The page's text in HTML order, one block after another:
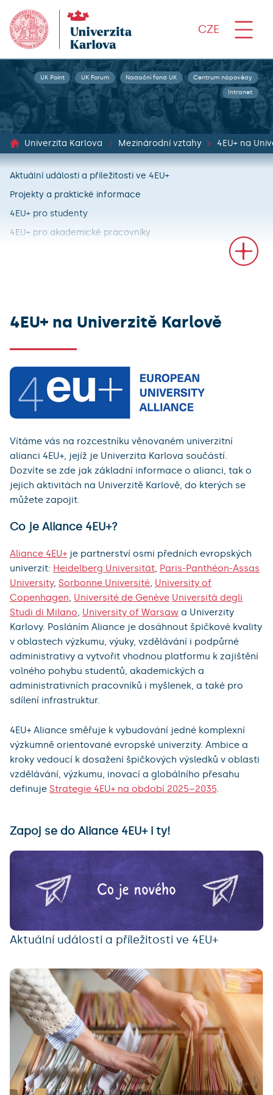
CZE
UK Point UK Forum Nadační fond UK Centrum nápovědy
Intranet
Univerzita Karlova Mezinárodní vztahy 4EU+ na
Aktuální události a příležitosti ve 4EU+
Projekty a praktické informace
4EU+ pro studenty
4EU+ pro akademické pracovníky
4EU+ na Univerzitě Karlově
Vítáme vás na rozcestníku věnovaném univerzitní
alianci 4EU+, jejíž je Univerzita Karlova součástí.
Dozvíte se zde jak základní informace o alianci, tak o
jejich aktivitách na Univerzitě Karlově, do kterých se
můžete zapojit.
Co je Aliance 4EU+?
Aliance 4EU+je partnerství osmi předních evropských
univerzit: Heidelberg Universität, Paris-Panthéon-Assas
University, Sorbonne Université, University of
Copenhagen, Université de Genève Università degli
Studi di Milano, University of Warsaw a Univerzity
Karlovy. Posláním Aliance je dosáhnout špičkové kvality
v oblastech výzkumu, výuky, vzdělávání i podpůrné
administrativy a vytvořit vhodnou platformu k zajištění
volného pohybu studentů, akademických a
administrativních pracovníků i myšlenek, a také pro
sdílení infrastruktur.
4EU+ Aliance směřuje k vybudování jedné komplexní
výzkumně orientované evropské univerzity. Ambice a
kroky vedoucí k dosažení špičkových výsledků v oblasti
vzdělávání, výzkumu, inovací a globálního přesahu
definuje Strategie 4EU+ na období 2025–2035.
Zapoj se do Aliance 4EU+ i ty!
Aktuální události a příležitosti ve 4EU+